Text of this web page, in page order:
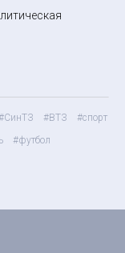
#ВТЗ
#спорт
#футбол